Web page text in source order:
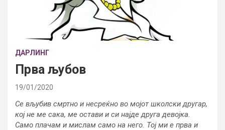
ДАРЛИНГ
Прва љубов
19/01/2020
Се вљубив смртно и несреќно во мојот школски другар,
кој не ме сака, ме остави и си најде друга девојка.
Само плачам и мислам само на него. Тој ми е прва и